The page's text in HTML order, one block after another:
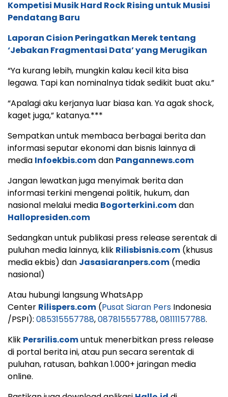
Kompetisi Musik Hard Rock Rising untuk Musisi
Pendatang Baru
Laporan Cision Peringatkan Merek tentang
‘Jebakan Fragmentasi Data’ yang Merugikan
“Ya kurang lebih, mungkin kalau kecil kita bisa
legawa. Tapi kan nominalnya tidak sedikit buat aku.”
“Apalagi aku kerjanya luar biasa kan. Ya agak shock,
kaget juga,” katanya.***
Sempatkan untuk membaca berbagai berita dan
informasi seputar ekonomi dan bisnis lainnya di
media Infoekbis.comdan Pangannews.com
Jangan lewatkan juga menyimak berita dan
informasi terkini mengenai politik, hukum, dan
nasional melalui media Bogorterkini.comdan
Hallopresiden.com
Sedangkan untuk publikasi press release serentak di
puluhan media lainnya, klik Rilisbisnis.com (khusus
media ekbis) dan Jasasiaranpers.com (media
nasional)
Atau hubungi langsung WhatsApp
Center Rilispers.com (Pusat Siaran Pers Indonesia
/PSPI): 085315557788,087815557788,08111157788.
Klik Persrilis.comuntuk menerbitkan press release
di portal berita ini, atau pun secara serentak di
puluhan, ratusan, bahkan 1.000+ jaringan media
online.